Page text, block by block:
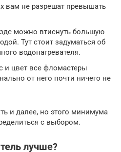
вам не разрешат превышать
можно втиснуть большую
Тут стоит задуматься об
водонагревателя.
и цвет все фломастеры
от него почти ничего не
и далее, но этого минимума
с выбором.
лучше?